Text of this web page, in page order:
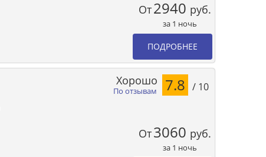
От2940 руб.
за 1 ночь
ПОДРОБНЕЕ
По отзывам
Хорошо 7.8 / 10
От3060 руб.
за 1 ночь